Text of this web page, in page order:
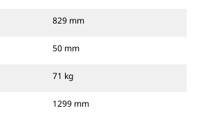
829 mm
50 mm
71 kg
1299 mm